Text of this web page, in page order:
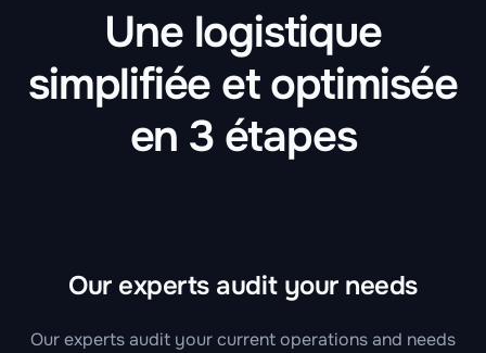
Une logistique
simplifiée et optimisée
en 3 étapes
Our experts audit your needs
Our experts audit your current operations and needs